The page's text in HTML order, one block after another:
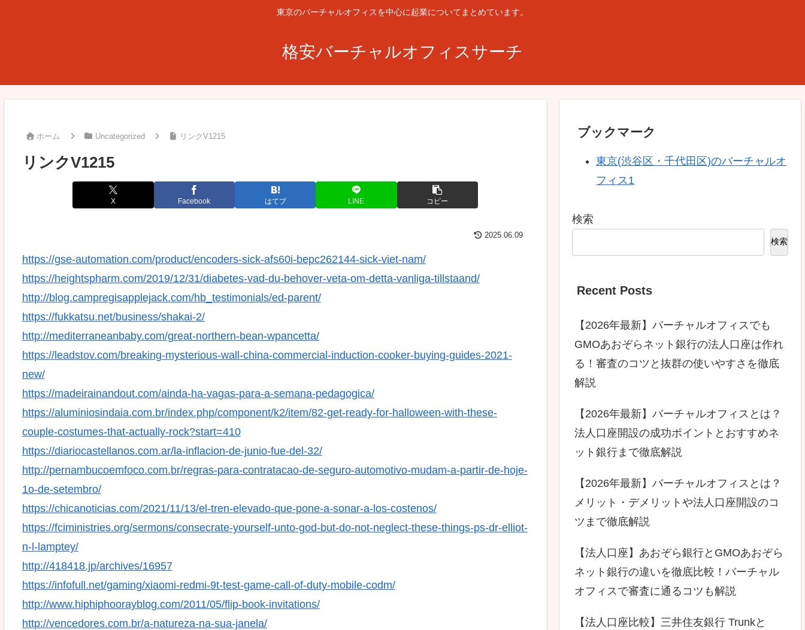
東京のバーチャルオフィスを中心に起業についてまとめています。
格安バーチャルオフィスサーチ
ホーム Uncategorized リンクV1215
リンクV1215
X Facebook はてブ LINE コピー
2025.06.09
https://gse-automation.com/product/encoders-sick-afs60i-bepc262144-sick-viet-nam/
https://heightspharm.com/2019/12/31/diabetes-vad-du-behover-veta-om-detta-vanliga-tillstaand/
http://blog.campregisapplejack.com/hb_testimonials/ed-parent/
https://fukkatsu.net/business/shakai-2/
http://mediterraneanbaby.com/great-northern-bean-wpancetta/
https://leadstov.com/breaking-mysterious-wall-china-commercial-induction-cooker-buying-guides-2021-
new/
https://madeirainandout.com/ainda-ha-vagas-para-a-semana-pedagogica/
https://aluminiosindaia.com.br/index.php/component/k2/item/82-get-ready-for-halloween-with-these-
couple-costumes-that-actually-rock?start=410
https://diariocastellanos.com.ar/la-inflacion-de-junio-fue-del-32/
http://pernambucoemfoco.com.br/regras-para-contratacao-de-seguro-automotivo-mudam-a-partir-de-hoje-
1o-de-setembro/
https://chicanoticias.com/2021/11/13/el-tren-elevado-que-pone-a-sonar-a-los-costenos/
https://fciministries.org/sermons/consecrate-yourself-unto-god-but-do-not-neglect-these-things-ps-dr-elliot-
n-l-lamptey/
http://418418.jp/archives/16957
https://infofull.net/gaming/xiaomi-redmi-9t-test-game-call-of-duty-mobile-codm/
http://www.hiphiphoorayblog.com/2011/05/flip-book-invitations/
http://vencedores.com.br/a-natureza-na-sua-janela/
ブックマーク
東京(渋谷区・千代田区)のバーチャルオ
フィス1
検索
検索
Recent Posts
【2026年最新】バーチャルオフィスでも
GMOあおぞらネット銀行の法人口座は作れ
る！審査のコツと抜群の使いやすさを徹底
解説
【2026年最新】バーチャルオフィスとは？
法人口座開設の成功ポイントとおすすめネ
ット銀行まで徹底解説
【2026年最新】バーチャルオフィスとは？
メリット・デメリットや法人口座開設のコ
ツまで徹底解説
【法人口座】あおぞら銀行とGMOあおぞら
ネット銀行の違いを徹底比較！バーチャル
オフィスで審査に通るコツも解説
【法人口座比較】三井住友銀行 Trunkと